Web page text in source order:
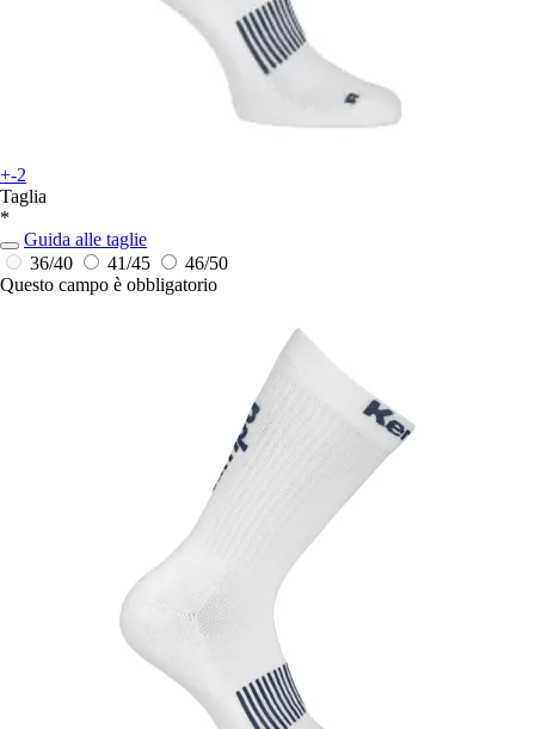
+-2
Taglia
*
Guida alle taglie
36/40
41/45
46/50
Questo campo è obbligatorio